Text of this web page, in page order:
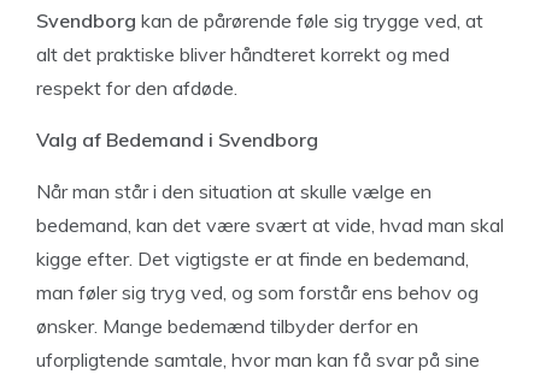
Svendborg kan de pårørende føle sig trygge ved, at
alt det praktiske bliver håndteret korrekt og med
respekt for den afdøde.
Valg af Bedemand i Svendborg
Når man står i den situation at skulle vælge en
bedemand, kan det være svært at vide, hvad man skal
kigge efter. Det vigtigste er at finde en bedemand,
man føler sig tryg ved, og som forstår ens behov og
ønsker. Mange bedemænd tilbyder derfor en
uforpligtende samtale, hvor man kan få svar på sine